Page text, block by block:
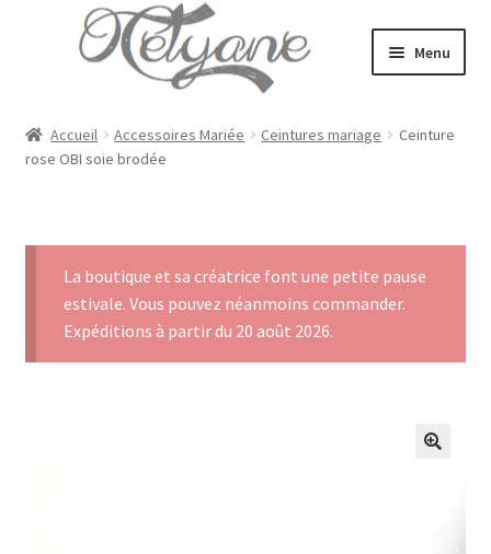
navigation
Menu
Mariage & Cérémonies
Bijoux
E-Shop
le
Accueil Accessoires Mariée Ceintures mariage
Ceinture
rose OBI soie brodée
La boutique et sa créatrice font une petite pause
estivale. Vous pouvez néanmoins commander.
Expéditions à partir du 20 août 2026.